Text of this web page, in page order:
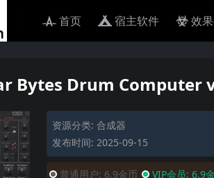
首页 宿主软件 效
Bytes Drum Computer
资源分类: 合成器
发布时间: 2025-09-15
普通用户: 6.9金币 VIP会员: 6.9